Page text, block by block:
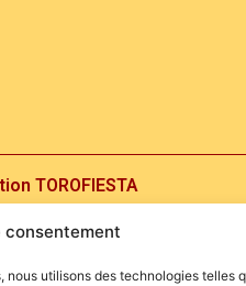
consentement
nous utilisons des technologies telles
TOROFIESTA